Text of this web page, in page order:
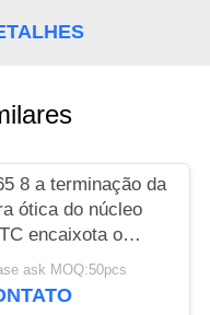
8 a terminação da
ótica do núcleo
encaixota o
do PLC 1x8
ask MOQ:50pcs